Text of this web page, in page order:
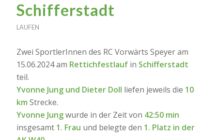
Schifferstadt
LAUFEN
Zwei SportlerInnen des RC Vorwärts Speyer am
15.06.2024 am Rettichfestlaufin Schifferstadt
teil.
Yvonne Jung und Dieter Doll liefen jeweils die 10
km Strecke.
Yvonne Jungwurde in der Zeit von 42:50 min
insgesamt 1. Frau und belegte den 1. Platz in der